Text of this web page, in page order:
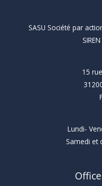
SASU Société par
15
Lundi-
Samedi et